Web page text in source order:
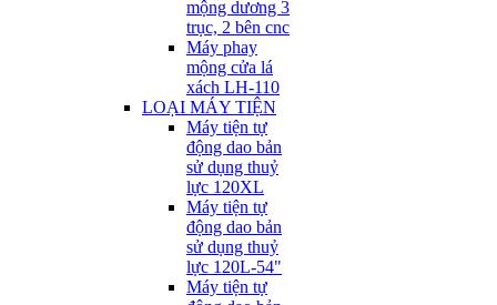
mộng dương 3
trục, 2 bên cnc
Máy phay
mộng cửa lá
xách LH-110
LOẠI MÁY TIỆN
Máy tiện tự
động dao bản
sử dụng thuỷ
lực 120XL
Máy tiện tự
động dao bản
sử dụng thuỷ
lực 120L-54"
Máy tiện tự